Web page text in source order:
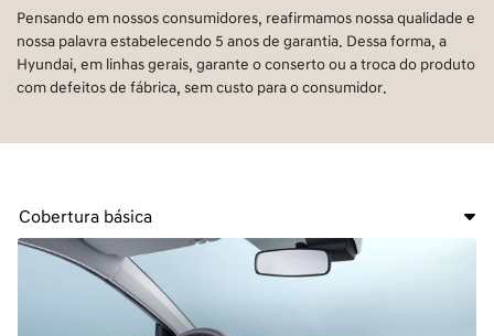
Pensando em nossos consumidores, reafirmamos nossa qualidade e
nossa palavra estabelecendo 5 anos de garantia. Dessa forma, a
Hyundai, em linhas gerais, garante o conserto ou a troca do produto
com defeitos de fábrica, sem custo para o consumidor.
Cobertura básica